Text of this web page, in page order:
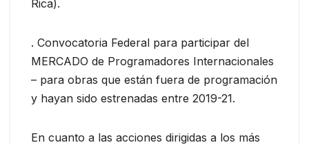
Rica).
. Convocatoria Federal para participar del
MERCADO de Programadores Internacionales
– para obras que están fuera de programación
y hayan sido estrenadas entre 2019-21.
En cuanto a las acciones dirigidas a los más